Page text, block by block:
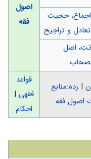
اصول
فقه
اجماع،حجیت
تعادل و تراجیح
، اصل
| رده:منابع
اصول فقه
قواعد
فقهی |
احکام